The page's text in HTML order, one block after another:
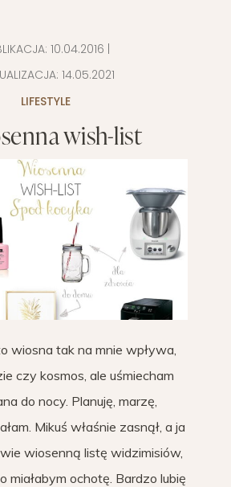
10.04.2016
14.05.2021
LIFESTYLE
wish-list
wiosna tak na mnie wpływa,
czy kosmos, ale uśmiecham
do nocy. Planuję, marzę,
Mikuś właśnie zasnął, a ja
wiosenną listę widzimisiów,
miałabym ochotę. Bardzo lubię